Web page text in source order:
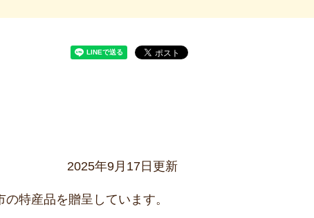
2025年9月17日更新
特産品を贈呈しています。